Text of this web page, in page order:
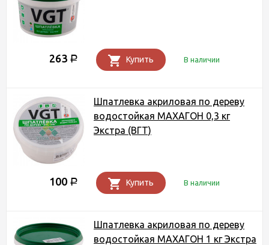
263 Р Купить В наличии
Шпатлевка акриловая по дереву
водостойкая МАХАГОН 0,3 кг
Экстра (ВГТ)
100 Р Купить В наличии
Шпатлевка акриловая по дереву
водостойкая МАХАГОН 1 кг Экстра